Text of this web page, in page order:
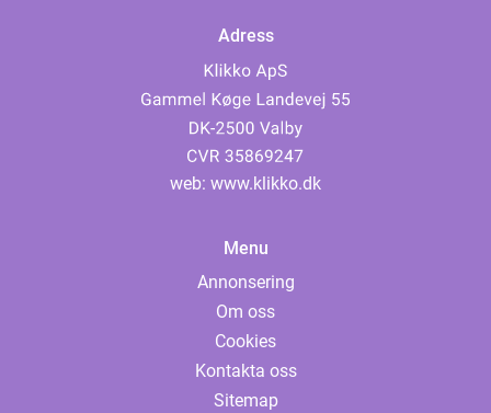
Adress
web: www.klikko.dk
Menu
Annonsering
Om oss
Cookies
Kontakta oss
Sitemap